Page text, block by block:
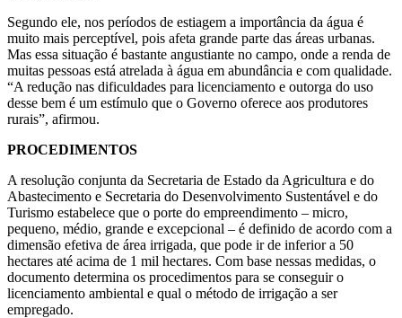
Segundo ele, nos períodos de estiagem a importância da água é
muito mais perceptível, pois afeta grande parte das áreas urbanas.
Mas essa situação é bastante angustiante no campo, onde a renda de
muitas pessoas está atrelada à água em abundância e com qualidade.
“A redução nas dificuldades para licenciamento e outorga do uso
desse bem é um estímulo que o Governo oferece aos produtores
rurais”, afirmou.
PROCEDIMENTOS
A resolução conjunta da Secretaria de Estado da Agricultura e do
Abastecimento e Secretaria do Desenvolvimento Sustentável e do
Turismo estabelece que o porte do empreendimento – micro,
pequeno, médio, grande e excepcional – é definido de acordo com a
dimensão efetiva de área irrigada, que pode ir de inferior a 50
hectares até acima de 1 mil hectares. Com base nessas medidas, o
documento determina os procedimentos para se conseguir o
licenciamento ambiental e qual o método de irrigação a ser
empregado.